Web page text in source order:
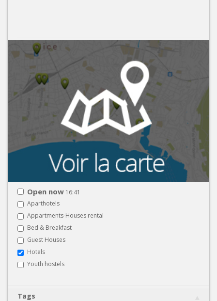
Open now 16:41
Aparthotels
Appartments-Houses rental
Bed & Breakfast
Guest Houses
Hotels
Youth hostels
Tags